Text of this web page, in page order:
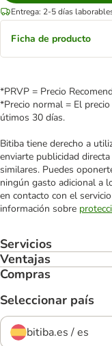
Entrega: 2-5 días
Ficha de producto
*PRVP = Precio
*Precio normal = El
útimos 30 días.
Bitiba tiene derecho a
enviarte publicidad
similares. Puedes
ningún gasto adicional a
en contacto con el
información sobre
Servicios
Ventajas
Compras
Seleccionar país
bitiba.es / es